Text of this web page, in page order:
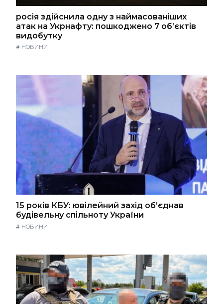
росія здійснила одну з наймасованіших
атак на Укрнафту: пошкоджено 7 об’єктів
видобутку
# НОВИНИ
15 років КБУ: ювілейний захід об’єднав
будівельну спільноту України
# НОВИНИ